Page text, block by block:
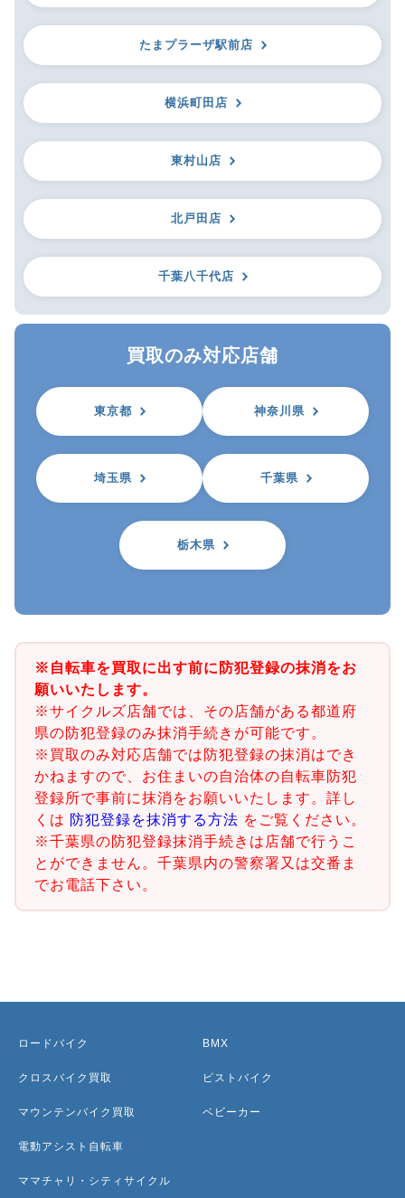
たまプラーザ駅前店
横浜町田店
東村山店
北戸田店
千葉八千代店
買取のみ対応店舗
東京都 神奈川県
埼玉県 千葉県
栃木県
※自転車を買取に出す前に防犯登録の抹消をお
願いいたします。
※サイクルズ店舗では、その店舗がある都道府
県の防犯登録のみ抹消手続きが可能です。
※買取のみ対応店舗では防犯登録の抹消はでき
かねますので、お住まいの自治体の自転車防犯
登録所で事前に抹消をお願いいたします。詳し
くは 防犯登録を抹消する方法 をご覧ください。
※千葉県の防犯登録抹消手続きは店舗で行うこ
とができません。千葉県内の警察署又は交番ま
でお電話下さい。
ロードバイク
クロスバイク買取
マウンテンバイク買取
電動アシスト自転車
ママチャリ・シティサイクル
BMX
ピストバイク
ベビーカー